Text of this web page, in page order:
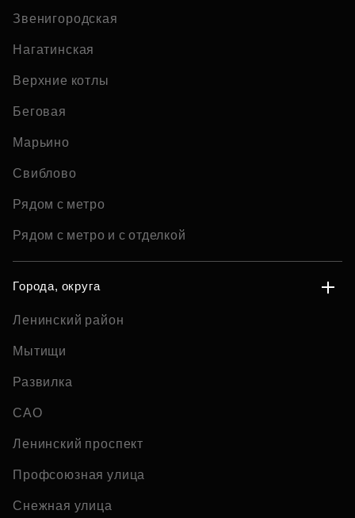
Звенигородская
Нагатинская
Верхние котлы
Беговая
Марьино
Свиблово
Рядом с метро
Рядом с метро и с отделкой
Города, округа
Ленинский район
Мытищи
Развилка
САО
Ленинский проспект
Профсоюзная улица
Снежная улица